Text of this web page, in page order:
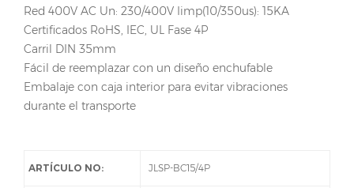
Red 400V AC Un: 230/400V Iimp(10/350us): 15KA
Certificados RoHS, IEC, UL Fase 4P
Carril DIN 35mm
Fácil de reemplazar con un diseño enchufable
Embalaje con caja interior para evitar vibraciones
durante el transporte
ARTÍCULO NO: JLSP-BC15/4P